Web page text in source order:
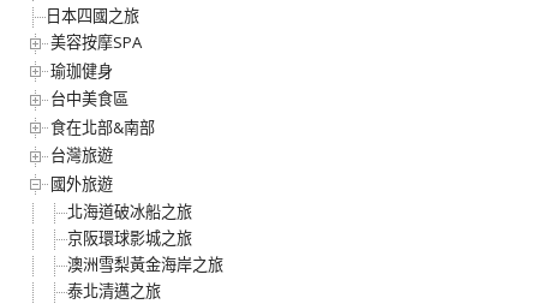
日本四國之旅
美容按摩SPA
瑜珈健身
台中美食區
食在北部&南部
台灣旅遊
國外旅遊
北海道破冰船之旅
京阪環球影城之旅
澳洲雪梨黃金海岸之旅
泰北清邁之旅